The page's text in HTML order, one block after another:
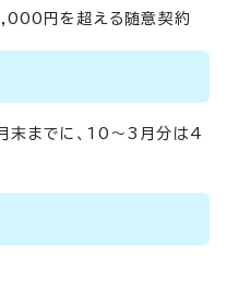
円を超える随意契約
末までに、10～3月分は4